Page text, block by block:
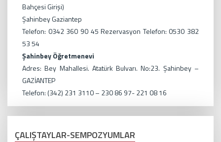
Bahçesi Girişi)
Şahinbey Gaziantep
Telefon: 0342 360 90 45 Rezervasyon Telefon: 0530 382
53 54
Şahinbey Öğretmenevi
Adres: Bey Mahallesi. Atatürk Bulvarı. No:23. Şahinbey –
GAZİANTEP
Telefon: (342) 231 3110 – 230 86 97- 221 08 16
ÇALIŞTAYLAR-SEMPOZYUMLAR